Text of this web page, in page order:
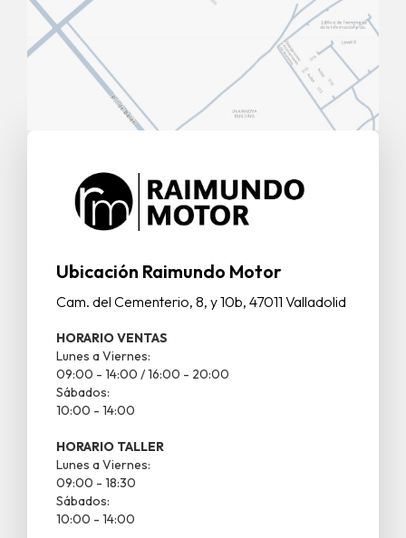
Ubicación Raimundo Motor
Cam. del Cementerio, 8, y 10b, 47011 Valladolid
HORARIO VENTAS
Lunes a Viernes:
09:00 - 14:00 / 16:00 - 20:00
Sábados:
10:00 - 14:00
HORARIO TALLER
Lunes a Viernes:
09:00 - 18:30
Sábados:
10:00 - 14:00